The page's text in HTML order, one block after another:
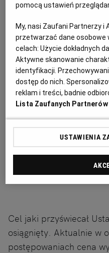
dostępnych
Cel jaki przyświecał
osiągnięty. Aktualnie w
postępowaniach cena
pomocą ustawień
My, nasi Zaufani Partnerzy i
przetwarzać dane osobowe
celach:Użycie dokładnych
Aktywne skanowanie
identyfikacji.
dostęp do nich.
reklam i treści,
Lista Zaufanych Partnerów
USTAWIENIA